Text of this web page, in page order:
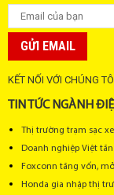
GỬI EMAIL
KẾT NỐI VỚI CHÚNG
TIN TỨC NGÀNH
Thị trường trạm sạc
Doanh nghiệp Việt
Foxconn tăng vốn,
Honda gia nhập thị